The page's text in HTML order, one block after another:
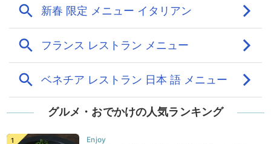
グルメ・おでかけの人気ランキング